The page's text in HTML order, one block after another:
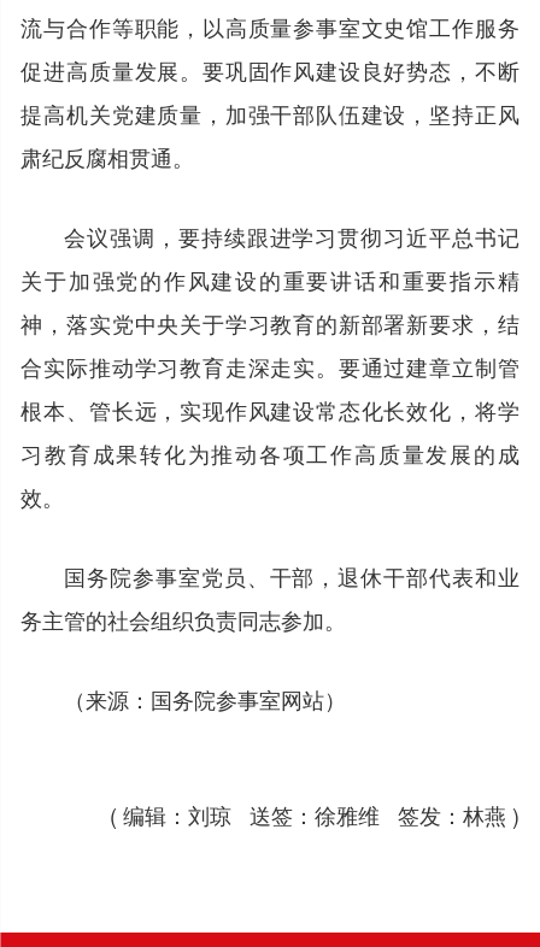
流与合作等职能，以高质量参事室文史馆工作服务
促进高质量发展。要巩固作风建设良好势态，不断
提高机关党建质量，加强干部队伍建设，坚持正风
肃纪反腐相贯通。
会议强调，要持续跟进学习贯彻习近平总书记
关于加强党的作风建设的重要讲话和重要指示精
神，落实党中央关于学习教育的新部署新要求，结
合实际推动学习教育走深走实。要通过建章立制管
根本、管长远，实现作风建设常态化长效化，将学
习教育成果转化为推动各项工作高质量发展的成
效。
国务院参事室党员、干部，退休干部代表和业
务主管的社会组织负责同志参加。
（来源：国务院参事室网站）
( 编辑：刘琼 送签：徐雅维 签发：林燕 )